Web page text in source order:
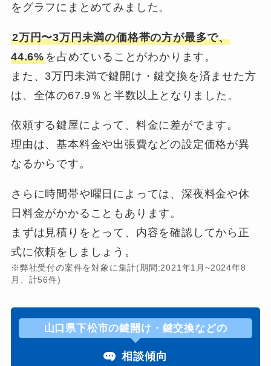
をグラフにまとめてみました。
2万円〜3万円未満の価格帯の方が最多で、
44.6%を占めていることがわかります。
また、3万円未満で鍵開け・鍵交換を済ませた方
は、全体の67.9％と半数以上となりました。
依頼する鍵屋によって、料金に差がでます。
理由は、基本料金や出張費などの設定価格が異
なるからです。
さらに時間帯や曜日によっては、深夜料金や休
日料金がかかることもあります。
まずは見積りをとって、内容を確認してから正
式に依頼をしましょう。
※弊社受付の案件を対象に集計(期間:2021年1月~2024年8
月、計56件)
山口県下松市の鍵開け・鍵交換などの
相談傾向